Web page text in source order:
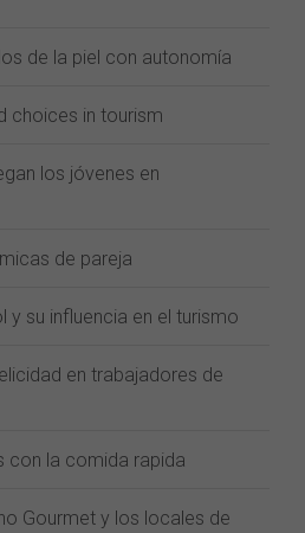
de la piel con autonomía
choices in tourism
los jóvenes en
de pareja
y su influencia en el turismo
en trabajadores de
con la comida rapida
Gourmet y los locales de